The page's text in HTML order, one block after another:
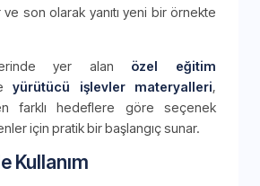
ve son olarak yanıtı yeni bir örnekte
yer alan özel eğitim
yürütücü işlevler materyalleri,
farklı hedeflere göre seçenek
için pratik bir başlangıç sunar.
Kullanım